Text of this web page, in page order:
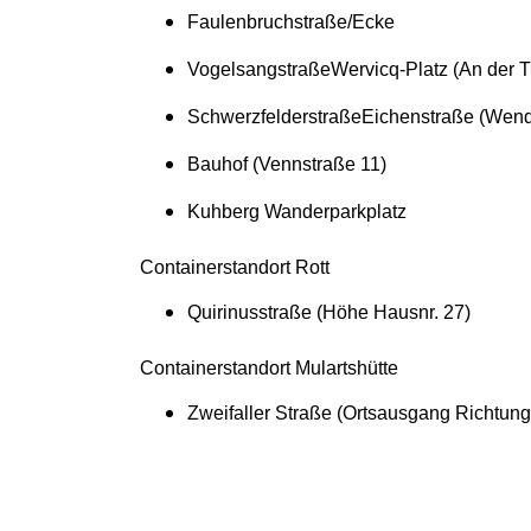
Faulenbruchstraße/Ecke
VogelsangstraßeWervicq-Platz (An der
SchwerzfelderstraßeEichenstraße
Bauhof (Vennstraße 11)
Kuhberg Wanderparkplatz
Containerstandort Rott
Quirinusstraße (Höhe Hausnr. 27)
Containerstandort Mulartshütte
Zweifaller Straße (Ortsausgang